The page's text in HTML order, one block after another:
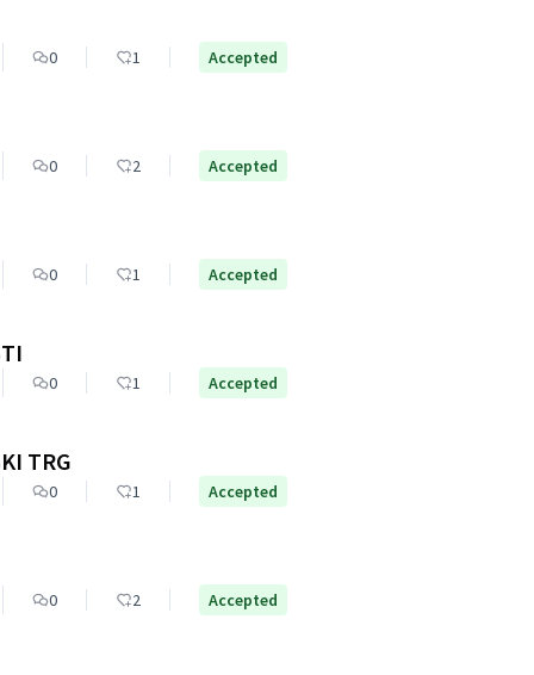
0 1 Accepted
0 2 Accepted
0 1 Accepted
0 1 Accepted
TRG
0 1 Accepted
0 2 Accepted